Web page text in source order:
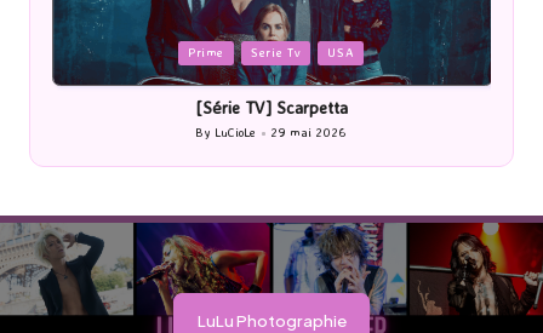
Posted
in
Prime Serie Tv USA
[Série TV] Scarpetta
Posted
by
By LuCioLe 29 mai 2026
LuLu Photographie